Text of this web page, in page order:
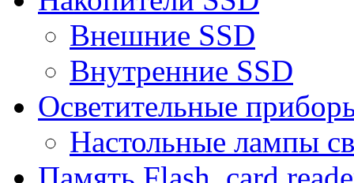
Внешние SSD
Внутренние SSD
Осветительные
Настольные лампы